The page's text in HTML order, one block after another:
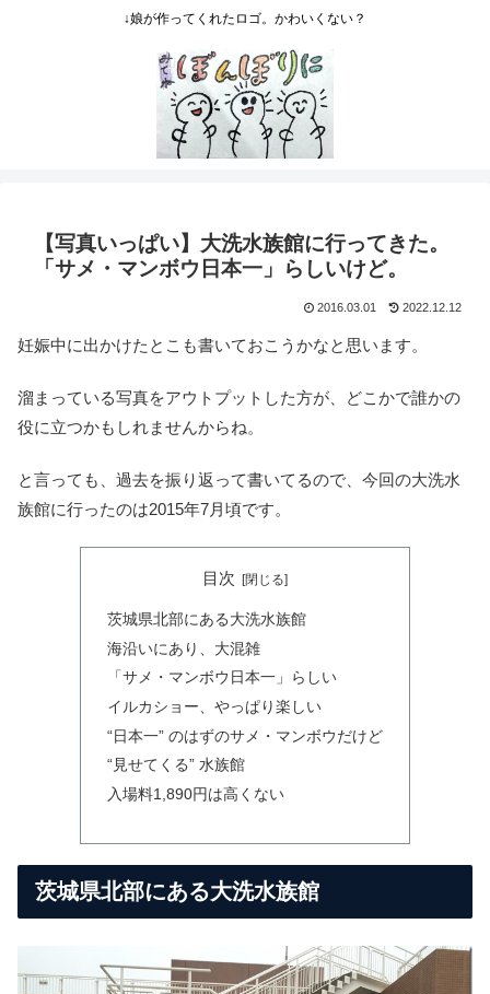
↓娘が作ってくれたロゴ。かわいくない？
【写真いっぱい】大洗水族館に行ってきた。
「サメ・マンボウ日本一」らしいけど。
2016.03.01 2022.12.12
妊娠中に出かけたとこも書いておこうかなと思います。
溜まっている写真をアウトプットした方が、どこかで誰かの
役に立つかもしれませんからね。
と言っても、過去を振り返って書いてるので、今回の大洗水
族館に行ったのは2015年7月頃です。
目次
茨城県北部にある大洗水族館
海沿いにあり、大混雑
「サメ・マンボウ日本一」らしい
イルカショー、やっぱり楽しい
“日本一” のはずのサメ・マンボウだけど
“見せてくる” 水族館
入場料1,890円は高くない
茨城県北部にある大洗水族館